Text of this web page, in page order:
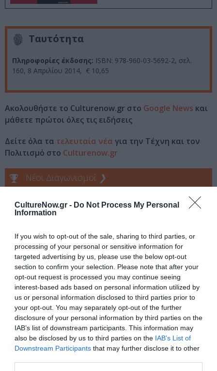
CultureNow.gr - Do Not Process My Personal
Information
If you wish to opt-out of the sale, sharing to third parties, or
processing of your personal or sensitive information for
targeted advertising by us, please use the below opt-out
section to confirm your selection. Please note that after your
opt-out request is processed you may continue seeing
interest-based ads based on personal information utilized by
us or personal information disclosed to third parties prior to
your opt-out. You may separately opt-out of the further
disclosure of your personal information by third parties on the
IAB’s list of downstream participants. This information may
also be disclosed by us to third parties on the IAB’s List of
Downstream Participants that may further disclose it to other
Ταυτότητα
Πληροφορίες έκδοσης: ISBN: 978-960-03-5692-2, σελ.
160, 8 Απριλίου 2014, € 10,65
Ακολουθήστε το Culturenow.gr στο Google News και
μάθετε πρώτοι όλες τις ειδήσεις
Δείτε όλα τα τελευταία νέα για την Τέχνη και τον
Πολιτισμό στο Culturenow.gr
Νέοι Διαγωνισμοί ❯
Tags
Newsletter
Κάθε βδομάδα στο e-mail σας τα τελευταία νέα για
την Τέχνη και τον Πολιτισμό!
Ακολουθήστε το Culturenow.gr